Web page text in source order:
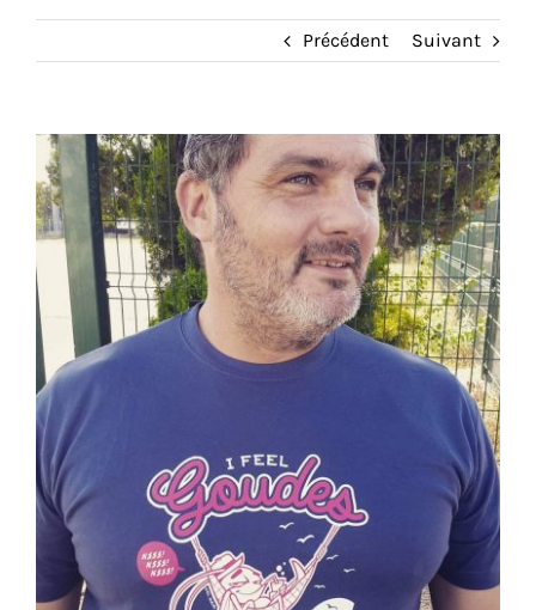
Précédent Suivant
View
Larger
Image